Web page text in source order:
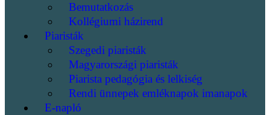
Bemutatkozás
Kollégiumi házirend
Piaristák
Szegedi piaristák
Magyarországi piaristák
Piarista pedagógia és lelkiség
Rendi ünnepek emléknapok imanapok
E-napló